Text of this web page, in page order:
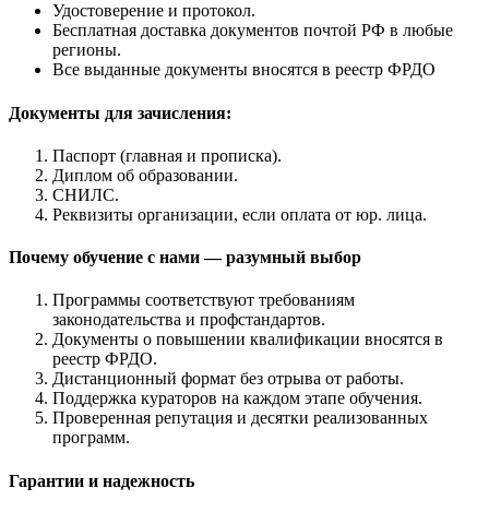
Удостоверение и протокол.
Бесплатная доставка документов почтой РФ в любые
регионы.
Все выданные документы вносятся в реестр ФРДО
Документы для зачисления:
Паспорт (главная и прописка).
Диплом об образовании.
СНИЛС.
Реквизиты организации, если оплата от юр. лица.
Почему обучение с нами — разумный выбор
Программы соответствуют требованиям
законодательства и профстандартов.
Документы о повышении квалификации вносятся в
реестр ФРДО.
Дистанционный формат без отрыва от работы.
Поддержка кураторов на каждом этапе обучения.
Проверенная репутация и десятки реализованных
программ.
Гарантии и надежность